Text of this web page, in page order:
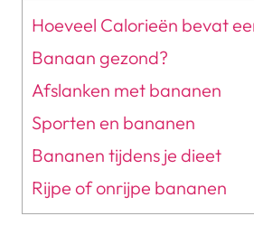
Hoeveel Calorieën bevat
Banaan gezond?
Afslanken met bananen
Sporten en bananen
Bananen tijdens je dieet
Rijpe of onrijpe bananen